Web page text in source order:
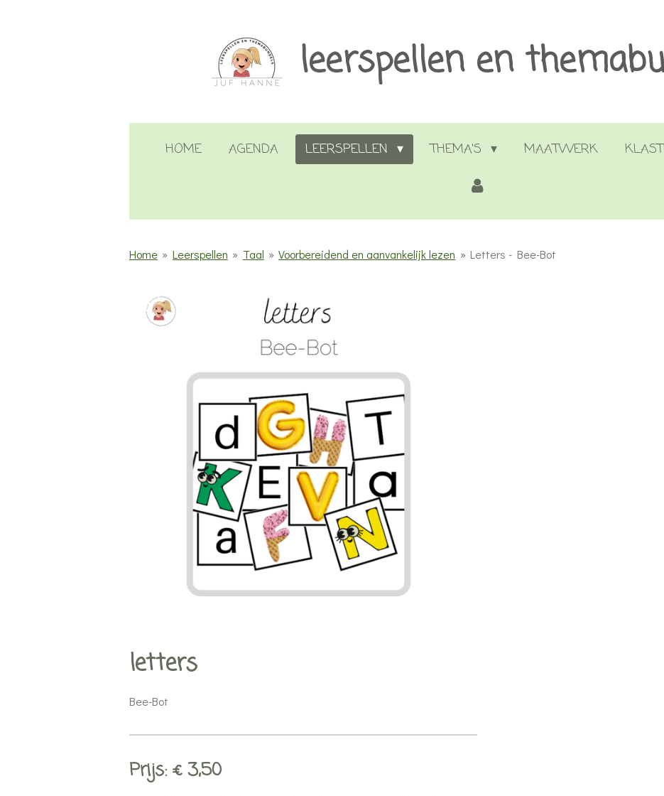
leerspellen en
HOME AGENDA LEERSPELLEN THEMA'S MAATWERK
Home » Leerspellen » Taal » Voorbereidend en aanvankelijk lezen » Letters - Bee-Bot
letters
Bee-Bot
Prijs: € 3,50